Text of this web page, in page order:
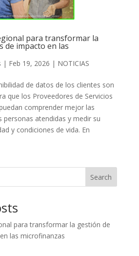
para transformar la
de impacto en las
| Feb 19, 2026 | NOTICIAS
de datos de los clientes son
que los Proveedores de Servicios
comprender mejor las
personas atendidas y medir su
y condiciones de vida. En
Search
para transformar la gestión de
las microfinanzas